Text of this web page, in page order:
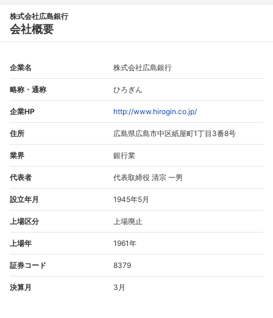
株式会社広島銀行
会社概要
企業名 株式会社広島銀行
略称・通称 ひろぎん
企業HP http://www.hirogin.co.jp/
住所 広島県広島市中区紙屋町1丁目3番8号
業界 銀行業
代表者 代表取締役 清宗 一男
設立年月 1945年5月
上場区分 上場廃止
上場年 1961年
証券コード 8379
決算月 3月